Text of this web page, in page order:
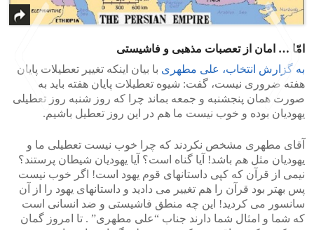
امّا … امان از تعصبات مذهبی و فاشیستی
به گزارش انتخاب، علی مطهری با بیان اینکه تغییر تعطیلات پایان
هفته ضروری نیست، گفت: شیوه تعطیلات پایان هفته باید به
صورت همان پنجشنبه و جمعه بماند چرا که روز شنبه روز تعطیلی
یهودیان بوده و خوب نیست ما هم در این روز تعطیل باشیم.
آقای مطهری مشخص نکردند که چرا خوب نیست تعطیلی ما و
یهودیان مثل هم باشد! آیا گناه است؟ آیا یهودیان شیطان پرستند؟
نیمی از قرآن که کپی داستانهای قوم یهود است! اگر خوب نیست
پس بهتر بود قرآن را هم تغییر می دادید و داستانهای یهود را از آن
سانسور می کردید! این چه منطق فاشیستی و ضد انسانی است
که شما و امثال شما دارند جناب “علی مطهری” . تا امروز گمان
<